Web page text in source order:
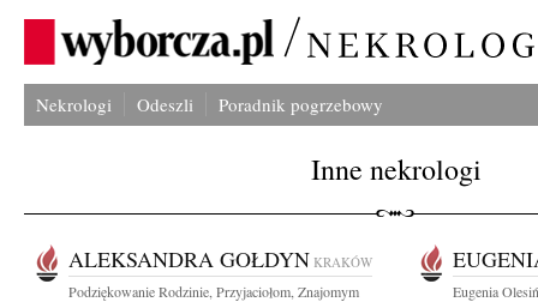
Nekrologi Odeszli Poradnik pogrzebowy
Inne nekrologi
ALEKSANDRA GOŁDYN KRAKÓW
Podziękowanie Rodzinie, Przyjaciołom, Znajomym
Eugenia